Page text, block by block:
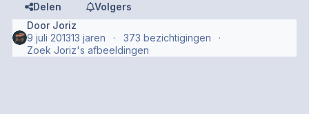
Delen
Volgers
Door Joriz
9 juli 201313 jaren
373 bezichtigingen
Zoek Joriz's afbeeldingen